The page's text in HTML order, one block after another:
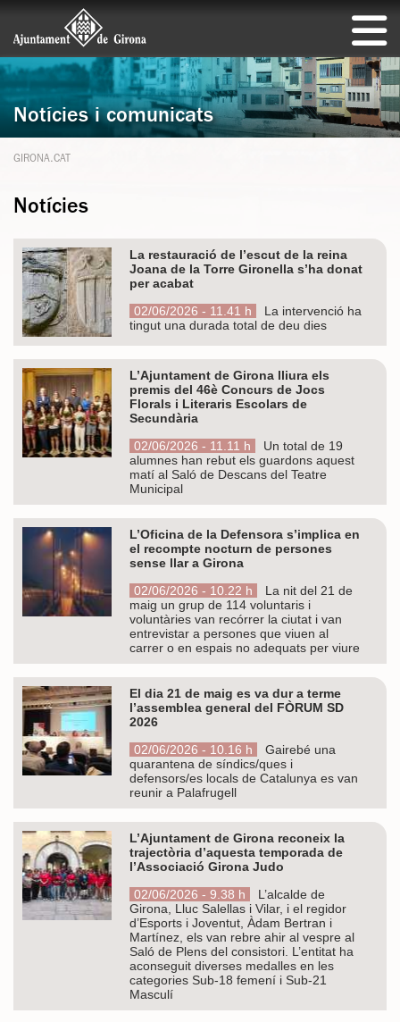
Notícies i comunicats
GIRONA.CAT
Notícies
La restauració de l’escut de la reina
Joana de la Torre Gironella s’ha donat
per acabat
02/06/2026 - 11.41 h
La intervenció ha
tingut una durada total de deu dies
L’Ajuntament de Girona lliura els
premis del 46è Concurs de Jocs
Florals i Literaris Escolars de
Secundària
02/06/2026 - 11.11 h
Un total de 19
alumnes han rebut els guardons aquest
matí al Saló de Descans del Teatre
Municipal
L’Oficina de la Defensora s’implica en
el recompte nocturn de persones
sense llar a Girona
02/06/2026 - 10.22 h
La nit del 21 de
maig un grup de 114 voluntaris i
voluntàries van recórrer la ciutat i van
entrevistar a persones que viuen al
carrer o en espais no adequats per viure
El dia 21 de maig es va dur a terme
l’assemblea general del FÒRUM SD
2026
02/06/2026 - 10.16 h
Gairebé una
quarantena de síndics/ques i
defensors/es locals de Catalunya es van
reunir a Palafrugell
L’Ajuntament de Girona reconeix la
trajectòria d’aquesta temporada de
l’Associació Girona Judo
02/06/2026 - 9.38 h
L’alcalde de
Girona, Lluc Salellas i Vilar, i el regidor
d’Esports i Joventut, Àdam Bertran i
Martínez, els van rebre ahir al vespre al
Saló de Plens del consistori. L’entitat ha
aconseguit diverses medalles en les
categories Sub-18 femení i Sub-21
Masculí